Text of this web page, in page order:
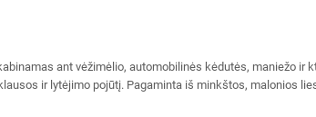
ant vėžimėlio, automobilinės kėdutės, maniežo ir
ir lytėjimo pojūtį. Pagaminta iš minkštos, malonios